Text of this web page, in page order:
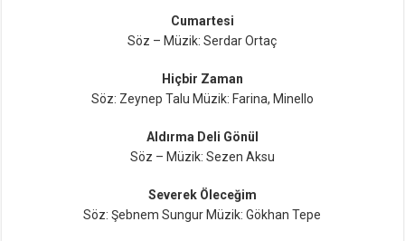
Cumartesi
Söz – Müzik: Serdar Ortaç
Hiçbir Zaman
Söz: Zeynep Talu Müzik: Farina, Minello
Aldırma Deli Gönül
Söz – Müzik: Sezen Aksu
Severek Öleceğim
Söz: Şebnem Sungur Müzik: Gökhan Tepe